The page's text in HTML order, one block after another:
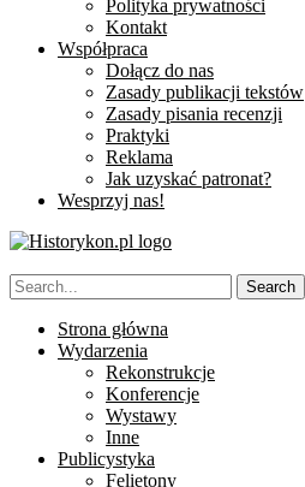
Polityka prywatności
Kontakt
Współpraca
Dołącz do nas
Zasady publikacji tekstów
Zasady pisania recenzji
Praktyki
Reklama
Jak uzyskać patronat?
Wesprzyj nas!
Strona główna
Wydarzenia
Rekonstrukcje
Konferencje
Wystawy
Inne
Publicystyka
Felietony